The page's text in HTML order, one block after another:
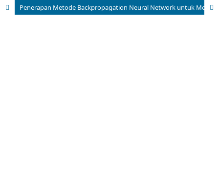
Penerapan Metode Backpropagation Neural Network untuk Mengidentifikasi Penyakit Cacar Monyet